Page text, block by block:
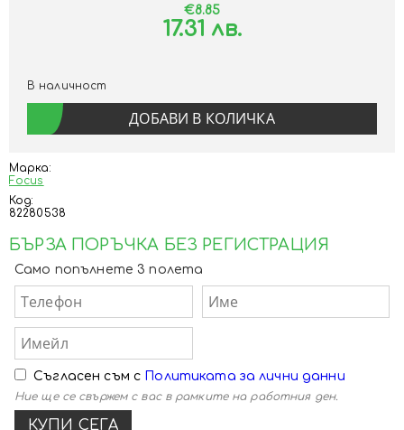
Марка:
Focus
Код:
82280538
БЪРЗА ПОРЪЧКА БЕЗ РЕГИСТРАЦИЯ
Само попълнете 3 полета
Съгласен съм с Политиката за лични данни
Ние ще се свържем с вас в рамките на работния ден.
€8.85
17.31 лв.
В наличност